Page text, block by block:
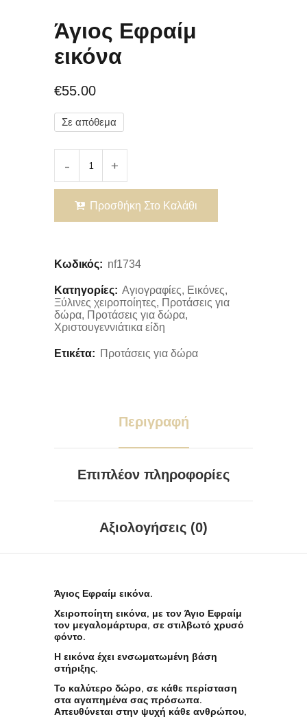
Άγιος Εφραίμ
εικόνα
€55.00
Σε απόθεμα
Προσθήκη Στο Καλάθι
Κωδικός: nf1734
Κατηγορίες: Αγιογραφίες, Εικόνες,
Ξύλινες χειροποίητες, Προτάσεις για
δώρα, Προτάσεις για δώρα,
Χριστουγεννιάτικα είδη
Ετικέτα: Προτάσεις για δώρα
Περιγραφή
Επιπλέον πληροφορίες
Αξιολογήσεις (0)
Άγιος Εφραίμ εικόνα.
Χειροποίητη εικόνα, με τον Άγιο Εφραίμ
τον μεγαλομάρτυρα, σε στιλβωτό χρυσό
φόντο.
Η εικόνα έχει ενσωματωμένη βάση
στήριξης.
Το καλύτερο δώρο, σε κάθε περίσταση
στα αγαπημένα σας πρόσωπα.
Απευθύνεται στην ψυχή κάθε ανθρώπου,